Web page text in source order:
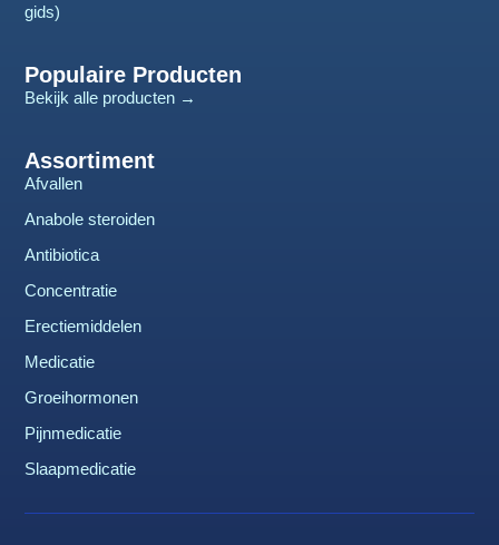
gids)
Populaire Producten
Bekijk alle producten →
Assortiment
Afvallen
Anabole steroiden
Antibiotica
Concentratie
Erectiemiddelen
Medicatie
Groeihormonen
Pijnmedicatie
Slaapmedicatie